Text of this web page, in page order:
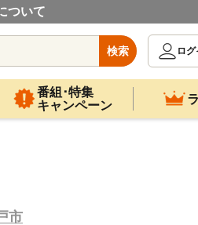
ついて
検索
ロ
番組･特集
キャンペーン
市